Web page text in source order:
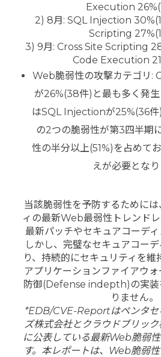
Execution
2) 8月: SQL Injection
Scripting
3) 9月: Cross Site Scripting
Code Execution
Web脆弱性の攻撃カテゴリ:
が26%(38件)と最も多く発
はSQL Injectionが25%(36件
の2つの脆弱性が第3四半期
性の半分以上(51%)を占めて
えが必要となり
当該脆弱性を予防するために
ィの最新Web最弱性トレンドレ
最新パッチやセキュアコーディ
しかし、完璧なセキュアコー
り、持続的にセキュリティを
アプリケーションファイアウ
防御(Defense indepth)の実装
りません。
*EDB/CVE-Reportはペンタセ
ズ株式会社とクラウドブリッ
に公表している最新Web脆弱
す。本レポートは、Web脆弱